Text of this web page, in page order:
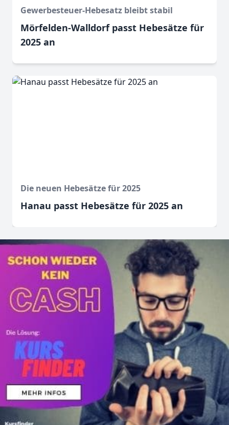
Gewerbesteuer-Hebesatz bleibt stabil
Mörfelden-Walldorf passt Hebesätze für
2025 an
Die neuen Hebesätze für 2025
Hanau passt Hebesätze für 2025 an